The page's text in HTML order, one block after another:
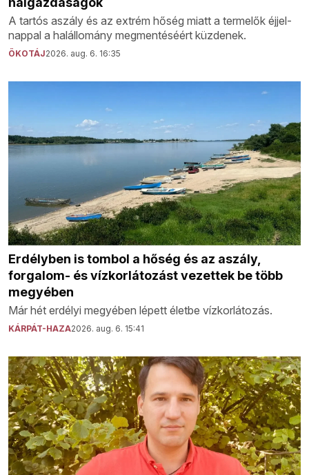
A tartós aszály és az extrém hőség miatt a termelők éjjel-
nappal a halállomány megmentéséért küzdenek.
ÖKOTÁJ2026. aug. 6. 16:35
Erdélyben is tombol a hőség és az aszály,
forgalom- és vízkorlátozást vezettek be több
megyében
Már hét erdélyi megyében lépett életbe vízkorlátozás.
KÁRPÁT-HAZA2026. aug. 6. 15:41